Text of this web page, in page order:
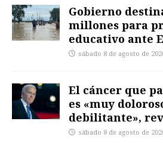
Gobierno
millones para
educativo ante
sábado 8 de agosto de
El cáncer que
es «muy
debilitante»,
sábado 8 de agosto de